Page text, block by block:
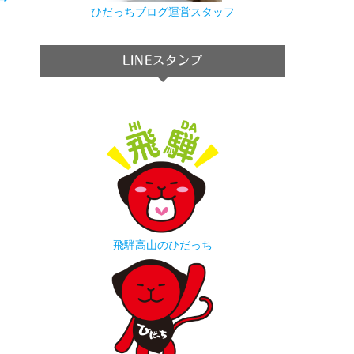
ひだっちブログ運営スタッフ
LINEスタンプ
飛騨高山のひだっち